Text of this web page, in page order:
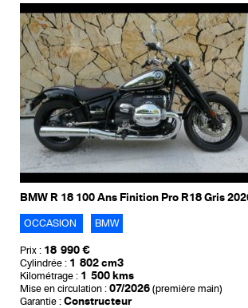
BMW R 18 100 Ans Finition Pro R18 Gris
OCCASION BMW
Prix : 18 990 €
Cylindrée : 1 802 cm3
Kilométrage : 1 500 kms
Mise en circulation : 07/2026 (première main)
Garantie : Constructeur